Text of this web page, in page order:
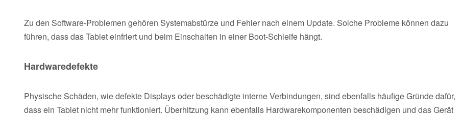
Zu den Software-Problemen gehören Systemabstürze und Fehler nach einem Update. Solche Probleme können dazu
führen, dass das Tablet einfriert und beim Einschalten in einer Boot-Schleife hängt.
Hardwaredefekte
Physische Schäden, wie defekte Displays oder beschädigte interne Verbindungen, sind ebenfalls häufige Gründe dafür,
dass ein Tablet nicht mehr funktioniert. Überhitzung kann ebenfalls Hardwarekomponenten beschädigen und das Gerät